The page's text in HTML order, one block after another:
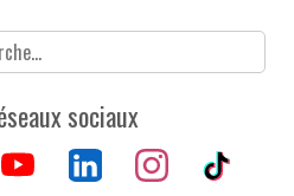
sociaux